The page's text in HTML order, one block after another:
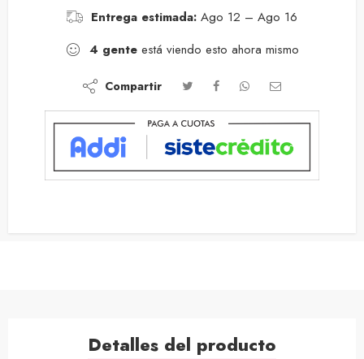
Entrega estimada: Ago 12 – Ago 16
4 gente está viendo esto ahora mismo
Compartir
Detalles del producto